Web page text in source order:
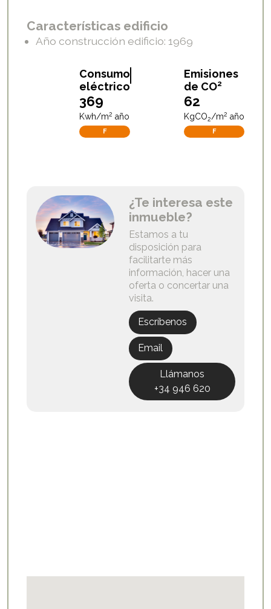
Características edificio
Año construcción edificio: 1969
Consumo
eléctrico
369
Kwh/m2 año
F
Emisiones
de CO2
62
KgCO2/m2 año
F
¿Te interesa este
inmueble?
Estamos a tu
disposición para
facilitarte más
información, hacer una
oferta o concertar una
visita.
Escríbenos
Email
Llámanos
+34 946 620